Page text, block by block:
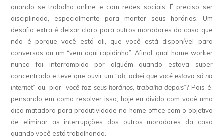
quando se trabalha online e com redes sociais. É preciso ser
disciplinado, especialmente para manter seus horários. Um
desafio extra é deixar claro para outros moradores da casa que
não é porque você está ali, que você está disponível para
conversas ou um “vem aqui rapidinho”. Afinal, qual home worker
nunca foi interrompido por alguém quando estava super
concentrado e teve que ouvir um “ah, achei que você estava só na
internet” ou, pior “você faz seus horários, trabalha depois“? Pois é,
pensando em como resolver isso, hoje eu divido com você uma
dica matadora para produtividade no home office com o objetivo
de eliminar as interrupções dos outros moradores da casa
quando você está trabalhando.